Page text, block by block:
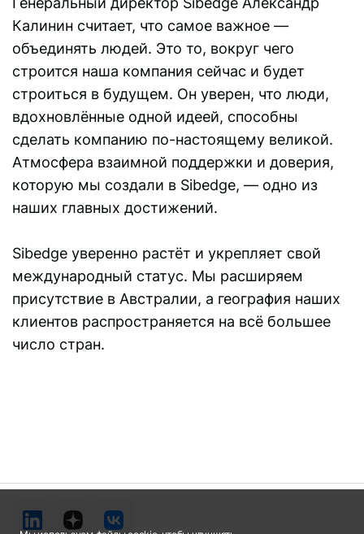
Калинин считает, что самое важное —
объединять людей. Это то, вокруг чего
строится наша компания сейчас и будет
строиться в будущем. Он уверен, что люди,
вдохновлённые одной идеей, способны
сделать компанию по-настоящему великой.
Атмосфера взаимной поддержки и доверия,
которую мы создали в Sibedge, — одно из
наших главных достижений.
Sibedge уверенно растёт и укрепляет свой
международный статус. Мы расширяем
присутствие в Австралии, а география наших
клиентов распространяется на всё большее
число стран.